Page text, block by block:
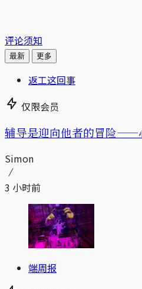
评论须知
最新 更多
返工这回事
仅限会员
辅导是迎向他者的冒险——
Simon
3 小时前
端周报